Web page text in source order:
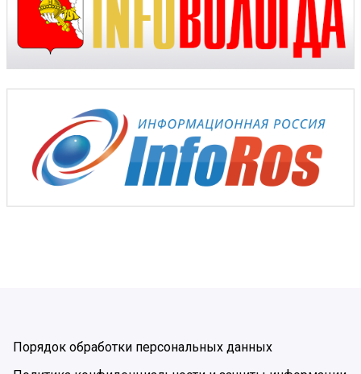
Порядок обработки персональных данных